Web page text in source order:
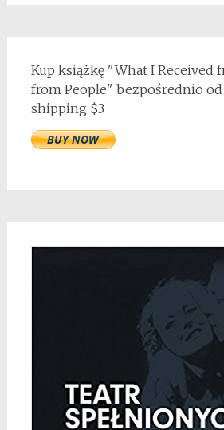
Kup książkę "What I Received
from People" bezpośrednio od
shipping $3